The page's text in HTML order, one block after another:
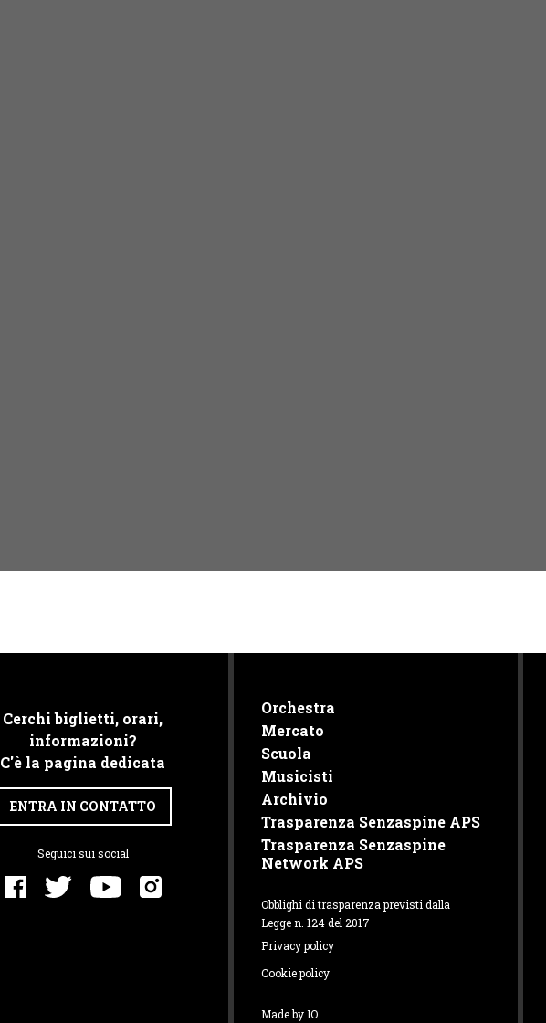
Cerchi biglietti, orari,
informazioni?
C'è la pagina dedicata
ENTRA IN CONTATTO
Seguici sui social
Orchestra
Mercato
Scuola
Musicisti
Archivio
Trasparenza Senzaspine APS
Trasparenza Senzaspine
Network APS
Obblighi di trasparenza previsti dalla
Legge n. 124 del 2017
Privacy policy
Cookie policy
Made by IO